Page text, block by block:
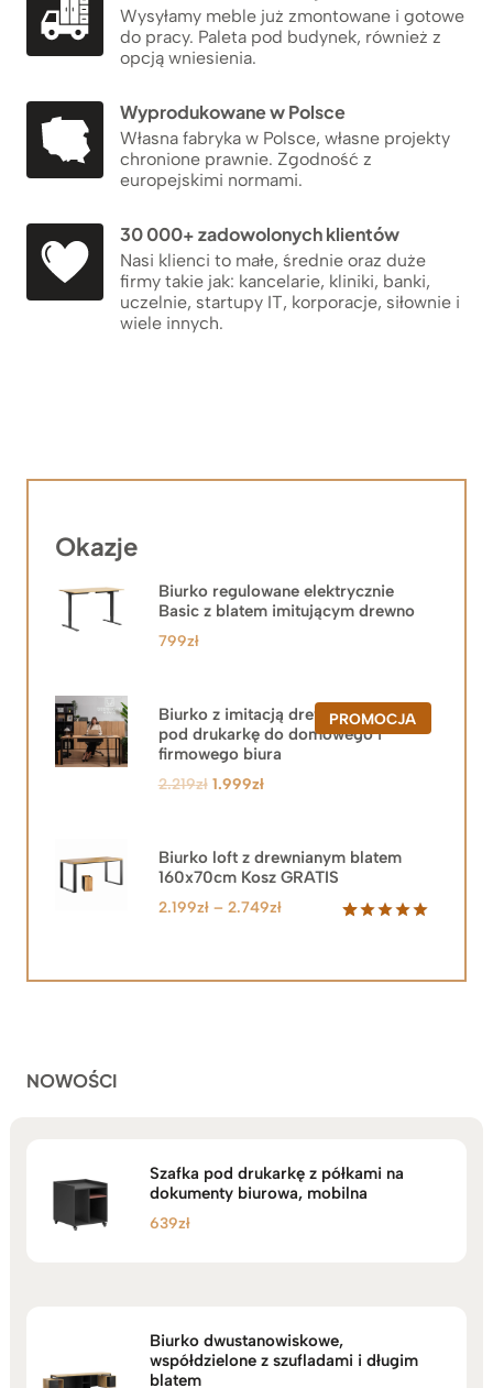
Wysyłamy meble już zmontowane i gotowe
do pracy. Paleta pod budynek, również z
opcją wniesienia.
Wyprodukowane w Polsce
Własna fabryka w Polsce, własne projekty
chronione prawnie. Zgodność z
europejskimi normami.
30 000+ zadowolonych klientów
Nasi klienci to małe, średnie oraz duże
firmy takie jak: kancelarie, kliniki, banki,
uczelnie, startupy IT, korporacje, siłownie i
wiele innych.
Okazje
Biurko regulowane elektrycznie
Basic z blatem imitującym drewno
799zł
PROMOCJAPRODUKT
W
Biurko z imitacją drewna z szafką
pod drukarkę do domowego i
firmowego biura
2.219zł Pierwotna
2.219zł.
1.999złAktualna
1.999zł.
Biurko loft z drewnianym blatem
160x70cm Kosz GRATIS
2.199zł – 2.749złZakres
2.199zł
NOWOŚCI
Szafka pod drukarkę z półkami na
dokumenty biurowa, mobilna
639zł
Biurko dwustanowiskowe,
współdzielone z szufladami i długim
blatem